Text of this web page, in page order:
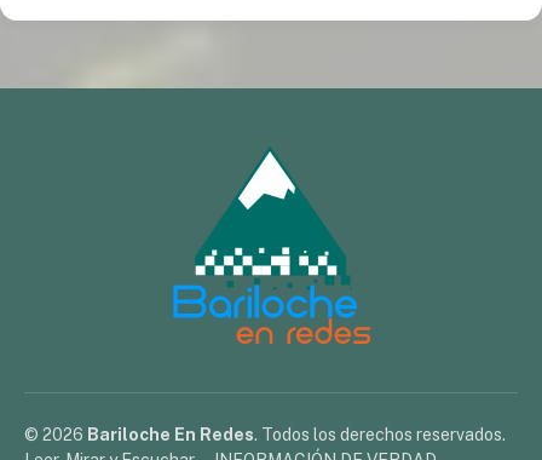
© 2026 Bariloche En Redes. Todos los derechos reservados.